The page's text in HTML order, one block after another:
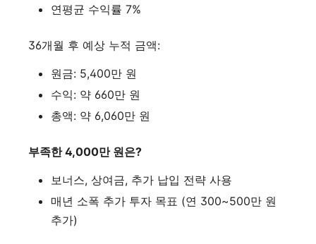
연평균 수익률 7%
36개월 후 예상 누적 금액:
원금: 5,400만 원
수익: 약 660만 원
총액: 약 6,060만 원
부족한 4,000만 원은?
보너스, 상여금, 추가 납입 전략 사용
매년 소폭 추가 투자 목표 (연 300~500만 원
추가)